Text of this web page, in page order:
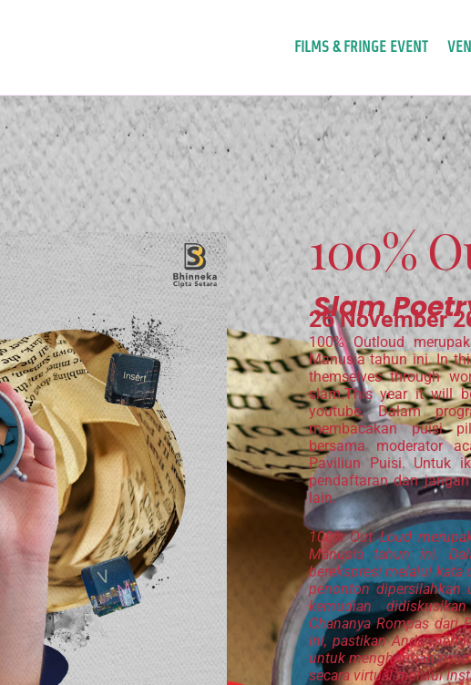
FILMS & FRINGE EVENT
100%
Slam
26 November
100% Outloud
Manusia tahun ini. In
themselves through
slam.This year it will
youtube. Dalam
membacakan puisi
bersama moderator
Paviliun Puisi. Untuk
pendaftaran dan
lain.
100% Out Loud
Manusia tahun ini.
berekspresi melalui kata
penonton dipersilahkan
kemudian
Chananya Rompas dari
ini, pastikan Anda
untuk menghormati
secara virtual melalui